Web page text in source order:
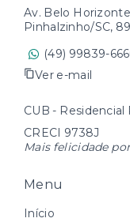
Av. Belo
Pinhalzinho/SC,
(49) 99839-
Ver e-mail
CUB - Residencial
CRECI 9738J
Mais felicidade
Menu
Início